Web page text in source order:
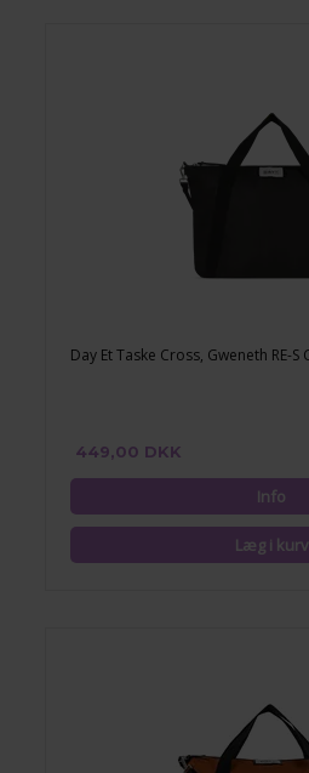
Day Et Taske Cross, Gweneth RE-S
449,00 DKK